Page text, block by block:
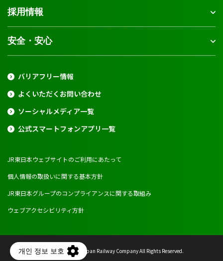
採用情報
安全・安心
バリアフリー情報
よくいただくお問い合わせ
ソーシャルメディア一覧
公式スマートフォンアプリ一覧
JR東日本ウェブサイトのご利用にあたって
個人情報の取扱いに関する基本方針
JR東日本グループのコンプライアンスに関する取組み
ウェブアクセシビリティ方針
Copyright © East Japan Railway Company All Rights Reserved.